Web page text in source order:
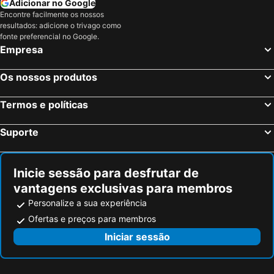
Goslar, Baixa Saxónia Hotéis
Berlim, Berlim Hotéis
Colónia, Renânia do Norte-Vestfália Hotéis
Dusseldorf, Renânia do Norte-Vestfália Hotéis
Hamburgo, Hamburgo Hotéis
Dresden, Saxónia Hotéis
Adicionar no Google
Encontre facilmente os nossos
resultados: adicione o trivago como
fonte preferencial no Google.
Empresa
Os nossos produtos
Termos e políticas
Suporte
Inicie sessão para desfrutar de
vantagens exclusivas para membros
Personalize a sua experiência
Ofertas e preços para membros
Iniciar sessão